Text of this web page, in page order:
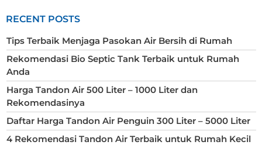
RECENT POSTS
Tips Terbaik Menjaga Pasokan Air Bersih di Rumah
Rekomendasi Bio Septic Tank Terbaik untuk Rumah
Anda
Harga Tandon Air 500 Liter – 1000 Liter dan
Rekomendasinya
Daftar Harga Tandon Air Penguin 300 Liter – 5000 Liter
4 Rekomendasi Tandon Air Terbaik untuk Rumah Kecil